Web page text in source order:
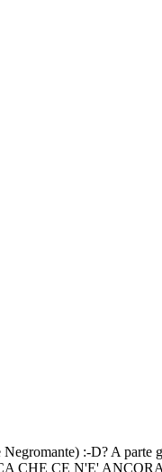
:-D? A parte
CHE CE N'E'